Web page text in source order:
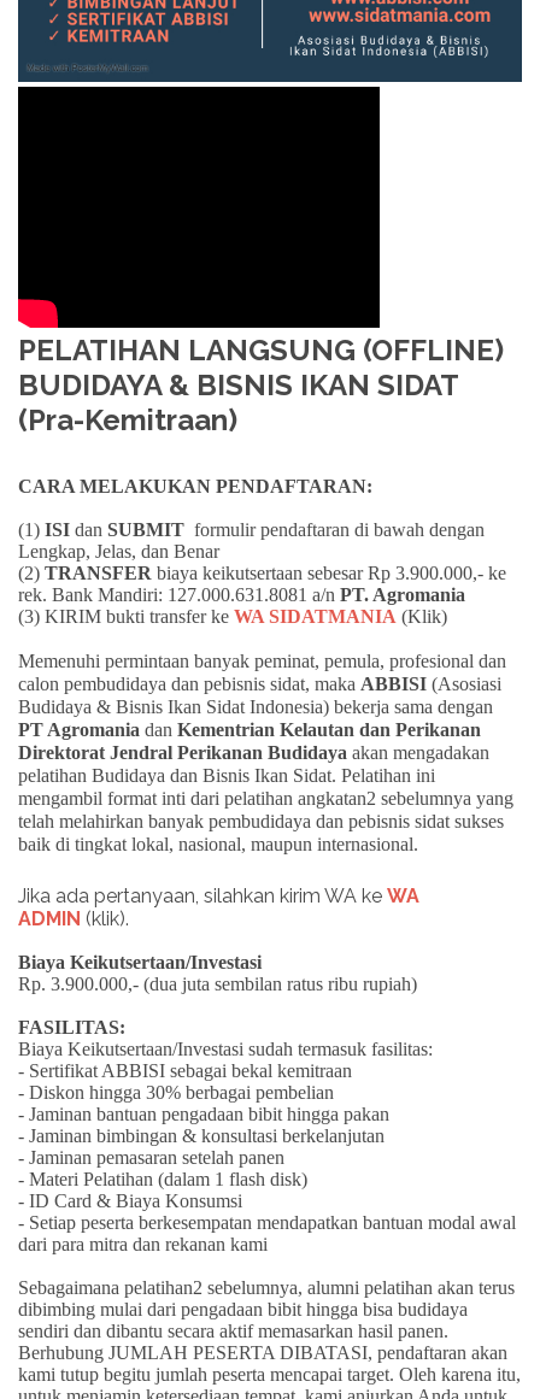
PELATIHAN LANGSUNG (OFFLINE)
BUDIDAYA & BISNIS IKAN SIDAT
(Pra-Kemitraan)
CARA MELAKUKAN PENDAFTARAN:
(1) ISI dan SUBMIT formulir pendaftaran di bawah dengan
Lengkap, Jelas, dan Benar
(2) TRANSFER biaya keikutsertaan sebesar Rp 3.900.000,- ke
rek. Bank Mandiri: 127.000.631.8081 a/n PT. Agromania
(3) KIRIM bukti transfer ke WA SIDATMANIA (Klik)
Memenuhi permintaan banyak peminat, pemula, profesional dan
calon pembudidaya dan pebisnis sidat, maka ABBISI (Asosiasi
Budidaya & Bisnis Ikan Sidat Indonesia) bekerja sama dengan
PT Agromania dan Kementrian Kelautan dan Perikanan
Direktorat Jendral Perikanan Budidaya akan mengadakan
pelatihan Budidaya dan Bisnis Ikan Sidat. Pelatihan ini
mengambil format inti dari pelatihan angkatan2 sebelumnya yang
telah melahirkan banyak pembudidaya dan pebisnis sidat sukses
baik di tingkat lokal, nasional, maupun internasional.
Jika ada pertanyaan, silahkan kirim WA ke WA
ADMIN (klik).
Biaya Keikutsertaan/Investasi
Rp. 3.900.000,- (dua juta sembilan ratus ribu rupiah)
FASILITAS:
Biaya Keikutsertaan/Investasi sudah termasuk fasilitas:
- Sertifikat ABBISI sebagai bekal kemitraan
- Diskon hingga 30% berbagai pembelian
- Jaminan bantuan pengadaan bibit hingga pakan
- Jaminan bimbingan & konsultasi berkelanjutan
- Jaminan pemasaran setelah panen
- Materi Pelatihan (dalam 1 flash disk)
- ID Card & Biaya Konsumsi
- Setiap peserta berkesempatan mendapatkan bantuan modal awal
dari para mitra dan rekanan kami
Sebagaimana pelatihan2 sebelumnya, alumni pelatihan akan terus
dibimbing mulai dari pengadaan bibit hingga bisa budidaya
sendiri dan dibantu secara aktif memasarkan hasil panen.
Berhubung JUMLAH PESERTA DIBATASI, pendaftaran akan
kami tutup begitu jumlah peserta mencapai target. Oleh karena itu,